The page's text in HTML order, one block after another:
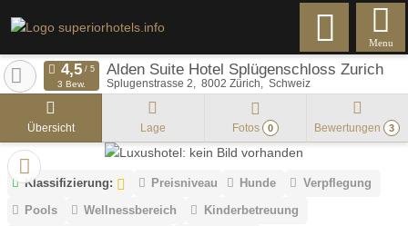
Menu
Alden Suite Hotel Splügenschloss Zurich
Splugenstrasse 2 8002 Zürich Schweiz
3 Bew.
Übersicht Lage Fotos 0 Bewertungen 3
Klassifizierung: Preisniveau Hunde
Verpflegung
Pools
Wellnessbereich
Kinderbetreuung